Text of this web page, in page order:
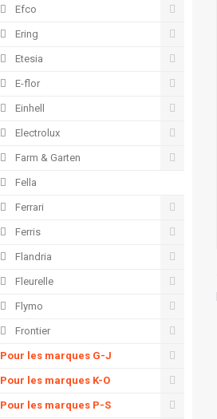
Efco
Ering
Etesia
E-flor
Einhell
Electrolux
Farm & Garten
Fella
Ferrari
Ferris
Flandria
Fleurelle
Flymo
Frontier
Pour les marques G-J
Pour les marques K-O
Pour les marques P-S